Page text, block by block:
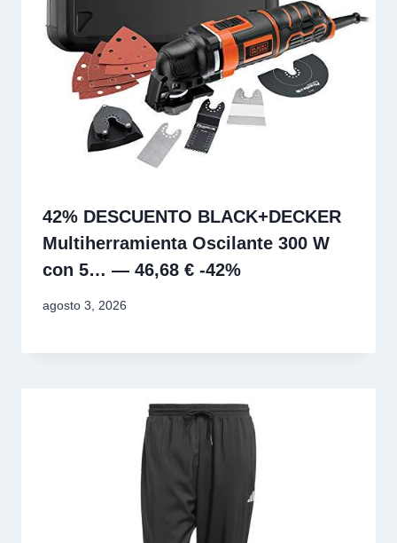
42% DESCUENTO BLACK+DECKER
Multiherramienta Oscilante 300 W
con 5… — 46,68 € -42%
agosto 3, 2026